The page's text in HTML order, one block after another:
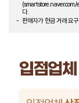
다.
판매자가 현금 거래 요